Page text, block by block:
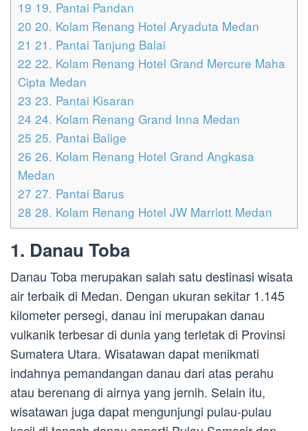
19 19. Pantai Pandan
20 20. Kolam Renang Hotel Aryaduta Medan
21 21. Pantai Tanjung Balai
22 22. Kolam Renang Hotel Grand Mercure Maha
Cipta Medan
23 23. Pantai Kisaran
24 24. Kolam Renang Grand Inna Medan
25 25. Pantai Balige
26 26. Kolam Renang Hotel Grand Angkasa
Medan
27 27. Pantai Barus
28 28. Kolam Renang Hotel JW Marriott Medan
1. Danau Toba
Danau Toba merupakan salah satu destinasi wisata
air terbaik di Medan. Dengan ukuran sekitar 1.145
kilometer persegi, danau ini merupakan danau
vulkanik terbesar di dunia yang terletak di Provinsi
Sumatera Utara. Wisatawan dapat menikmati
indahnya pemandangan danau dari atas perahu
atau berenang di airnya yang jernih. Selain itu,
wisatawan juga dapat mengunjungi pulau-pulau